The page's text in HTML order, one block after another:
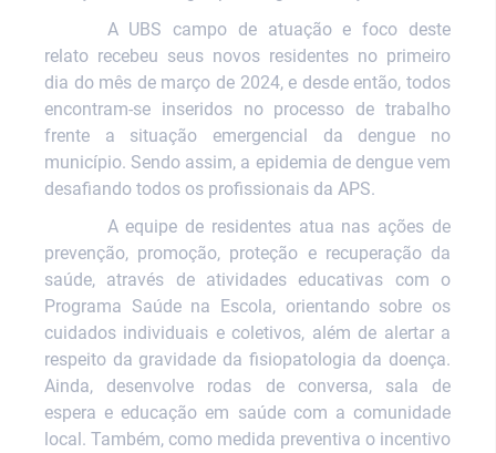
A UBS campo de atuação e foco deste
relato recebeu seus novos residentes no primeiro
dia do mês de março de 2024, e desde então, todos
encontram-se inseridos no processo de trabalho
frente a situação emergencial da dengue no
município. Sendo assim, a epidemia de dengue vem
desafiando todos os profissionais da APS.
A equipe de residentes atua nas ações de
prevenção, promoção, proteção e recuperação da
saúde, através de atividades educativas com o
Programa Saúde na Escola, orientando sobre os
cuidados individuais e coletivos, além de alertar a
respeito da gravidade da fisiopatologia da doença.
Ainda, desenvolve rodas de conversa, sala de
espera e educação em saúde com a comunidade
local. Também, como medida preventiva o incentivo